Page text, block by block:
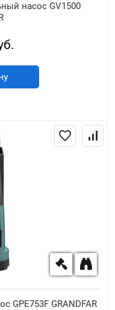
насос GV1500
GRANDFAR